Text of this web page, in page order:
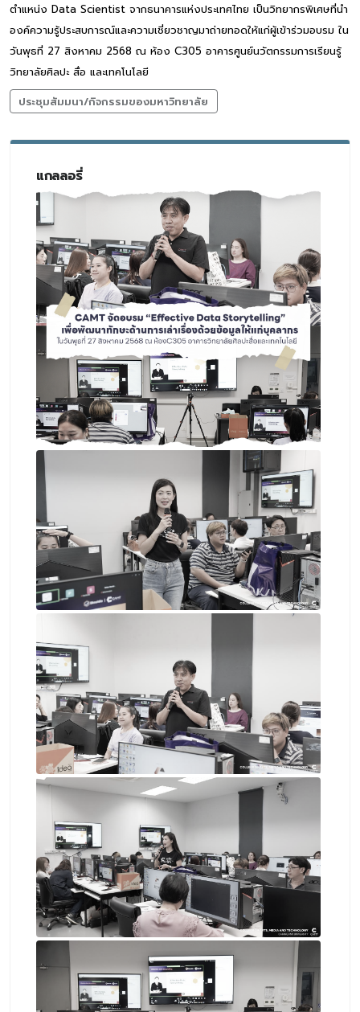
ตำแหน่ง Data Scientist จากธนาคารแห่งประเทศไทย เป็นวิทยากรพิเศษที่นำ
องค์ความรู้ประสบการณ์และความเชี่ยวชาญมาถ่ายทอดให้แก่ผู้เข้าร่วมอบรม ใน
วันพุธที่ 27 สิงหาคม 2568 ณ ห้อง C305 อาคารศูนย์นวัตกรรมการเรียนรู้
วิทยาลัยศิลปะ สื่อ และเทคโนโลยี
ประชุมสัมมนา/กิจกรรมของมหาวิทยาลัย
แกลลอรี่